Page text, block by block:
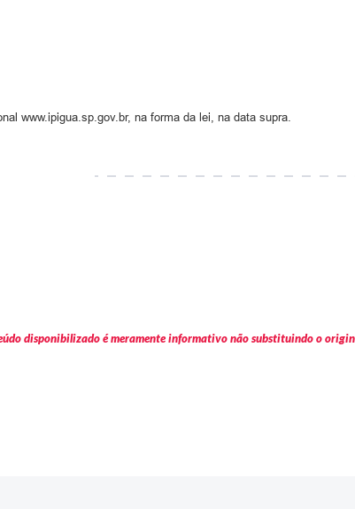
www.ipigua.sp.gov.br, na forma da lei, na data supra.
disponibilizado é meramente informativo não substituindo o